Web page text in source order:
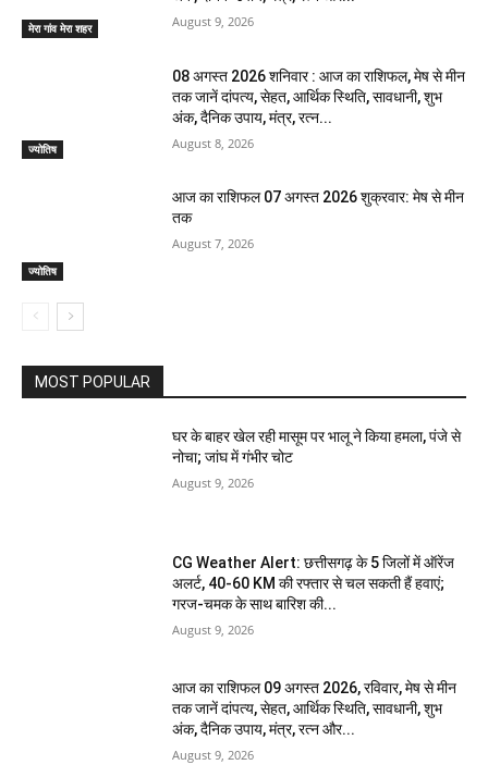
मेरा गांव मेरा शहर August 9, 2026
ज्योतिष
08 अगस्त 2026 शनिवार : आज का राशिफल, मेष से मीन
तक जानें दांपत्य, सेहत, आर्थिक स्थिति, सावधानी, शुभ
अंक, दैनिक उपाय, मंत्र, रत्न...
August 8, 2026
ज्योतिष
आज का राशिफल 07 अगस्त 2026 शुक्रवार: मेष से मीन
तक
August 7, 2026
MOST POPULAR
घर के बाहर खेल रही मासूम पर भालू ने किया हमला, पंजे से
नोचा; जांघ में गंभीर चोट
August 9, 2026
CG Weather Alert: छत्तीसगढ़ के 5 जिलों में ऑरेंज
अलर्ट, 40-60 KM की रफ्तार से चल सकती हैं हवाएं;
गरज-चमक के साथ बारिश की...
August 9, 2026
आज का राशिफल 09 अगस्त 2026, रविवार, मेष से मीन
तक जानें दांपत्य, सेहत, आर्थिक स्थिति, सावधानी, शुभ
अंक, दैनिक उपाय, मंत्र, रत्न और...
August 9, 2026